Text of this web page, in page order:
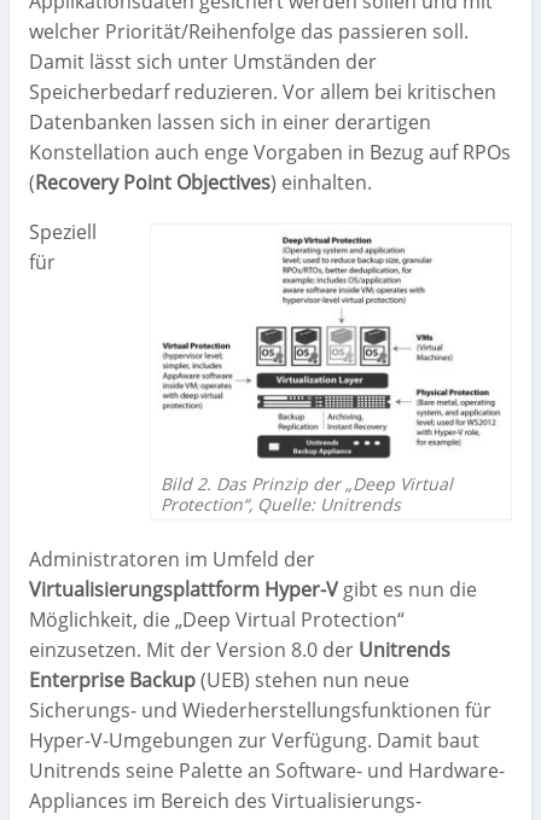
welcher Priorität/Reihenfolge das passieren soll.
Damit lässt sich unter Umständen der
Speicherbedarf reduzieren. Vor allem bei kritischen
Datenbanken lassen sich in einer derartigen
Konstellation auch enge Vorgaben in Bezug auf RPOs
(Recovery Point Objectives) einhalten.
Bild 2. Das Prinzip der „Deep Virtual
Protection“, Quelle: Unitrends
Speziell
für
Administratoren im Umfeld der
Virtualisierungsplattform Hyper-V gibt es nun die
Möglichkeit, die „Deep Virtual Protection“
einzusetzen. Mit der Version 8.0 der Unitrends
Enterprise Backup(UEB) stehen nun neue
Sicherungs- und Wiederherstellungsfunktionen für
Hyper-V-Umgebungen zur Verfügung. Damit baut
Unitrends seine Palette an Software- und Hardware-
Appliances im Bereich des Virtualisierungs-